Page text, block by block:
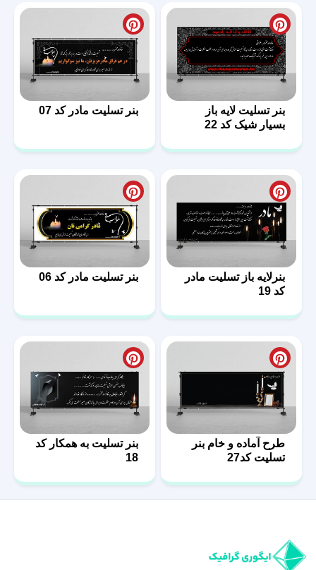
بنر تسلیت لایه باز
بسیار شیک کد 22
بنر تسلیت مادر کد 07
بنرلایه باز تسلیت مادر
کد 19
بنر تسلیت مادر کد 06
طرح آماده و خام بنر
تسلیت کد27
بنر تسلیت به همکار کد
18